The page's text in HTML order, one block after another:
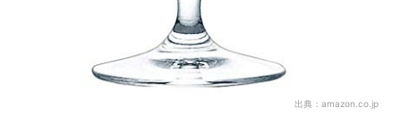
出典： amazon.co.jp